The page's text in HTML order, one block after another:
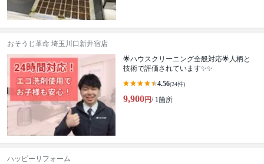
おそうじ革命 埼玉川口新井宿店
🌟ハウスクリーニング全般対応🌟人柄と
技術で評価されています✨✨
4.56(24件)
9,900円/ 1箇所
ハッピーリフォーム